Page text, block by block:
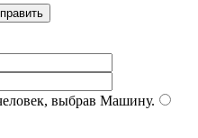
выбрав Машину.